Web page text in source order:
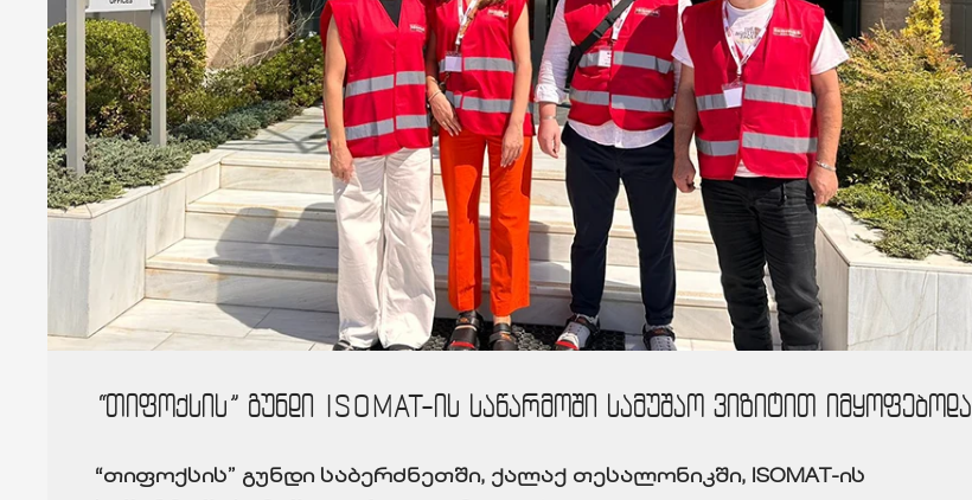
“თიფოქსის” გუნდი ISOMAT-ის საწარმოში სამუშაო ვიზიტით იმყოფებოდა
“თიფოქსის” გუნდი საბერძნეთში, ქალაქ თესალონიკში, ISOMAT-ის